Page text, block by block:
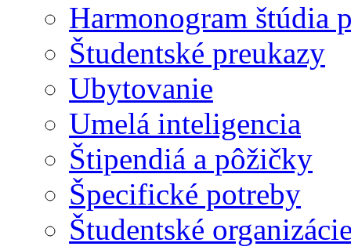
Harmonogram štúdia
Študentské preukazy
Ubytovanie
Umelá inteligencia
Štipendiá a pôžičky
Špecifické potreby
Študentské